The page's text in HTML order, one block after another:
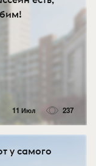
11 Июл 237
у самого